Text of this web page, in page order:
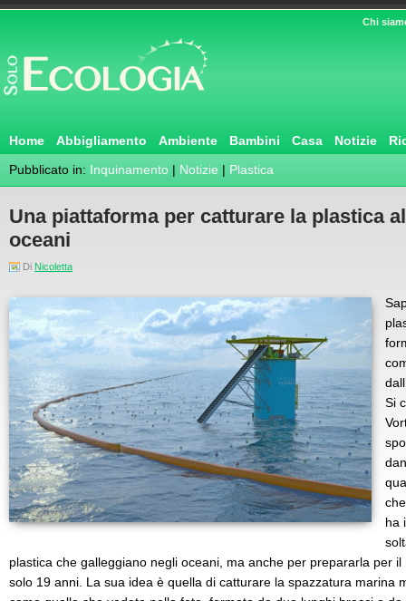
Chi
Home Abbigliamento Ambiente Bambini Casa Notizie
Pubblicato in: Inquinamento | Notizie | Plastica
Una piattaforma per catturare la plastica
oceani
Di Nicoletta
Si
ha
plastica che galleggiano negli oceani, ma anche per prepararla per
solo 19 anni. La sua idea è quella di catturare la spazzatura marina